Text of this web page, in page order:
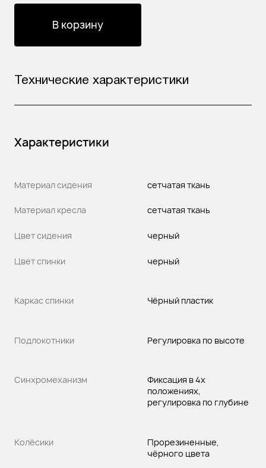
В корзину
Технические характеристики
Характеристики
Материал сидения сетчатая ткань
Материал кресла сетчатая ткань
Цвет сидения черный
Цвет спинки черный
Каркас спинки Чёрный пластик
Подлокотники Регулировка по высоте
Синхромеханизм
Фиксация в 4х
положениях,
регулировка по глубине
Колёсики
Прорезиненные,
чёрного цвета